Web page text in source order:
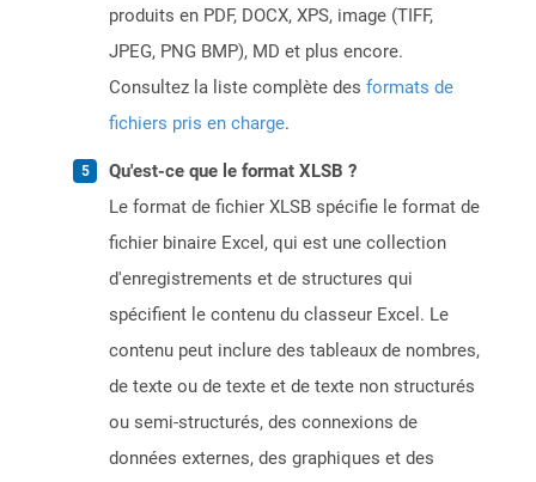
produits en PDF, DOCX, XPS, image (TIFF,
JPEG, PNG BMP), MD et plus encore.
Consultez la liste complète des formats de
fichiers pris en charge.
Qu'est-ce que le format XLSB ?
Le format de fichier XLSB spécifie le format de
fichier binaire Excel, qui est une collection
d'enregistrements et de structures qui
spécifient le contenu du classeur Excel. Le
contenu peut inclure des tableaux de nombres,
de texte ou de texte et de texte non structurés
ou semi-structurés, des connexions de
données externes, des graphiques et des